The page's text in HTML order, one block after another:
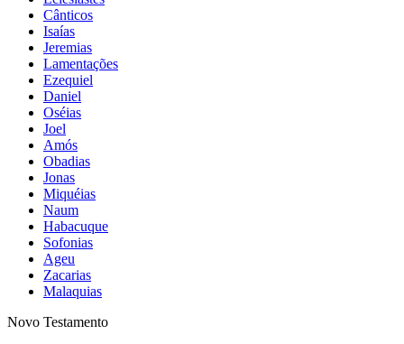
Cânticos
Isaías
Jeremias
Lamentações
Ezequiel
Daniel
Oséias
Joel
Amós
Obadias
Jonas
Miquéias
Naum
Habacuque
Sofonias
Ageu
Zacarias
Malaquias
Novo Testamento